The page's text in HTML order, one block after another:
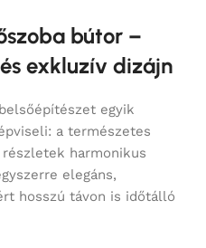
bútor –
exkluzív dizájn
egyik
a természetes
harmonikus
elegáns,
hosszú távon is időtálló